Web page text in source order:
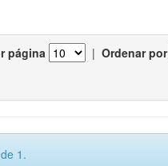
página | Ordenar por
1.